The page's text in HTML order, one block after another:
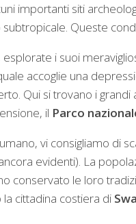
importanti siti
Queste
esplorate i suoi
accoglie una
Qui si trovano i
il Parco
vi consigliamo di
evidenti). La
conservato le loro
cittadina costiera di